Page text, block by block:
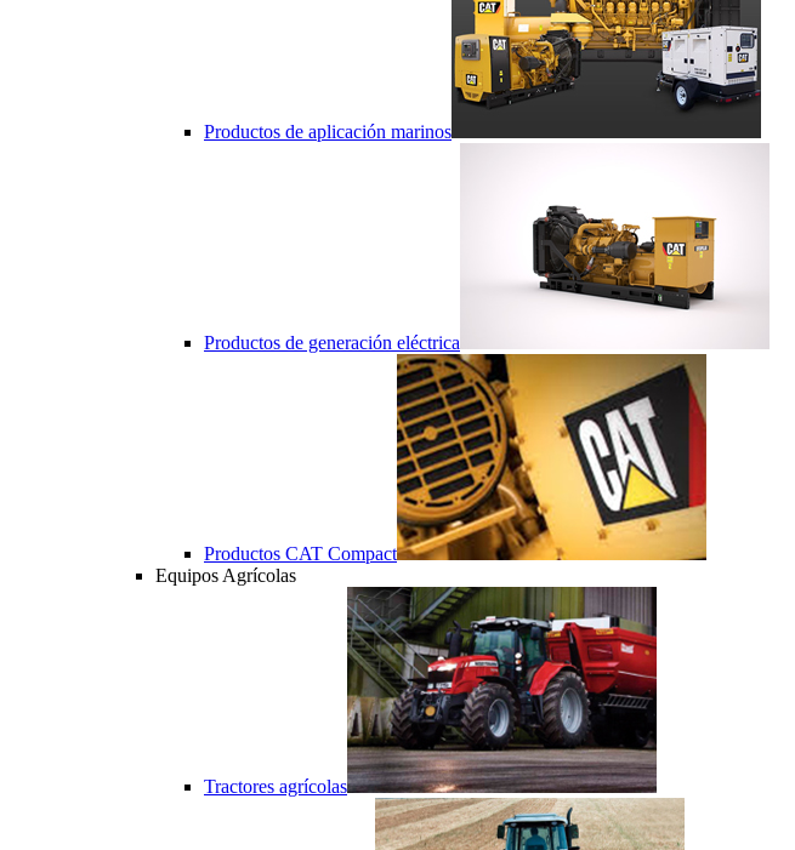
Productos de aplicación marinos
Productos de generación eléctrica
Productos CAT Compact
Equipos Agrícolas
Tractores agrícolas